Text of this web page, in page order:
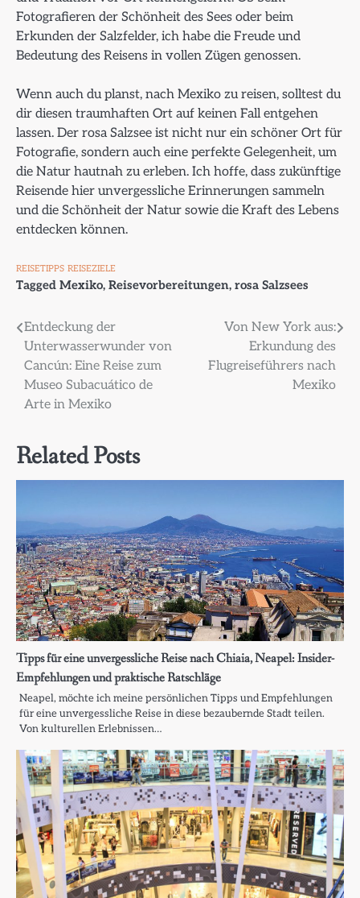
Fotografieren der Schönheit des Sees oder beim
Erkunden der Salzfelder, ich habe die Freude und
Bedeutung des Reisens in vollen Zügen genossen.
Wenn auch du planst, nach Mexiko zu reisen, solltest du
dir diesen traumhaften Ort auf keinen Fall entgehen
lassen. Der rosa Salzsee ist nicht nur ein schöner Ort für
Fotografie, sondern auch eine perfekte Gelegenheit, um
die Natur hautnah zu erleben. Ich hoffe, dass zukünftige
Reisende hier unvergessliche Erinnerungen sammeln
und die Schönheit der Natur sowie die Kraft des Lebens
entdecken können.
REISETIPPS REISEZIELE
Tagged Mexiko, Reisevorbereitungen, rosa Salzsees
Beitragsnavigation
Entdeckung der
Unterwasserwunder von
Cancún: Eine Reise zum
Museo Subacuático de
Arte in Mexiko
Von New York aus:
Erkundung des
Flugreiseführers nach
Mexiko
Related Posts
Tipps für eine unvergessliche Reise nach Chiaia, Neapel: Insider-
Empfehlungen und praktische Ratschläge
Neapel, möchte ich meine persönlichen Tipps und Empfehlungen
für eine unvergessliche Reise in diese bezaubernde Stadt teilen.
Von kulturellen Erlebnissen…